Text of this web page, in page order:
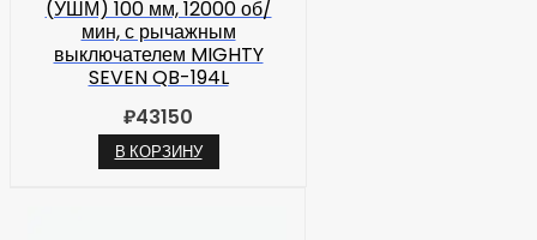
(УШМ) 100 мм, 12000 об/
мин, с рычажным
выключателем MIGHTY
SEVEN QB-194L
₽43150
В КОРЗИНУ